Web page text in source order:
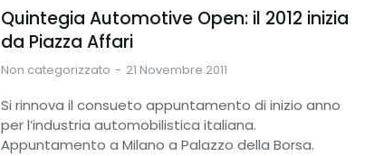
Quintegia Automotive Open: il 2012 inizia
da Piazza Affari
Non categorizzato 21 Novembre 2011
Si rinnova il consueto appuntamento di inizio anno
per l’industria automobilistica italiana.
Appuntamento a Milano a Palazzo della Borsa.